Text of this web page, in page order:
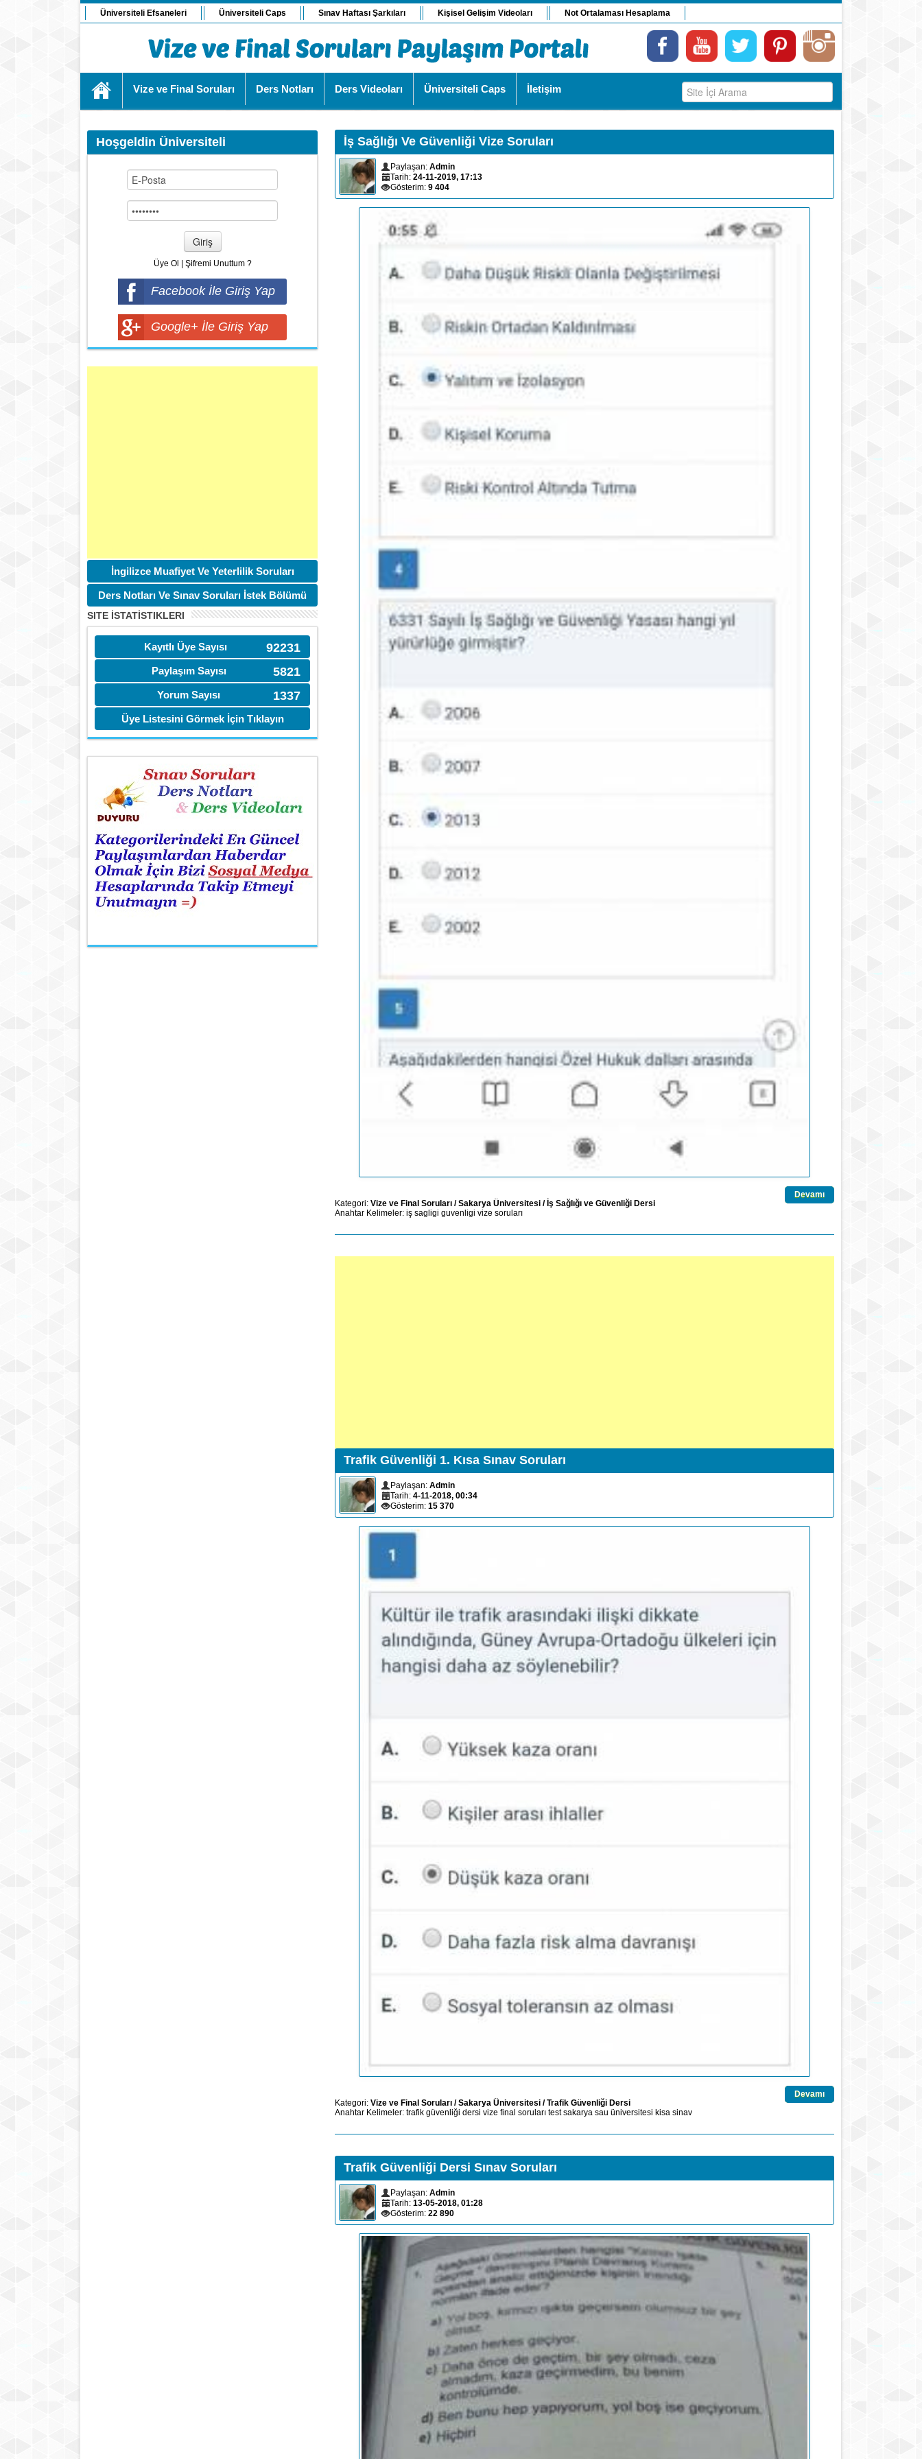
Üniversiteli Efsaneleri Üniversiteli Caps Sınav Haftası Şarkıları Kişisel Gelişim Videoları Not Ortalaması Hesaplama
Vize ve Final Soruları Ders Notları Ders Videoları Üniversiteli Caps İletişim
Hoşgeldin Üniversiteli
Giriş
Üye Ol Şifremi Unuttum ?
Facebook İle Giriş Yap
Google+ İle Giriş Yap
İngilizce Muafiyet Ve Yeterlilik Soruları
Ders Notları Ve Sınav Soruları İstek Bölümü
SITE İSTATİSTIKLERI
92231
Kayıtlı Üye Sayısı
5821
Paylaşım Sayısı
1337
Yorum Sayısı
Üye Listesini Görmek İçin Tıklayın
İş Sağlığı Ve Güvenliği Vize Soruları
Paylaşan: Admin
Tarih: 24-11-2019, 17:13
Gösterim: 9 404
Devamı
Kategori: Vize ve Final Soruları /Sakarya Üniversitesi / İş Sağlığı ve Güvenliği Dersi
Anahtar Kelimeler: iş sagligi guvenligi vize soruları
Trafik Güvenliği 1. Kısa Sınav Soruları
Paylaşan: Admin
Tarih: 4-11-2018, 00:34
Gösterim: 15 370
Devamı
Kategori: Vize ve Final Soruları /Sakarya Üniversitesi /Trafik Güvenliği Dersi
Anahtar Kelimeler: trafik güvenliği dersi vize final soruları test sakarya sau üniversitesi kisa sinav
Trafik Güvenliği Dersi Sınav Soruları
Paylaşan: Admin
Tarih: 13-05-2018, 01:28
Gösterim: 22 890